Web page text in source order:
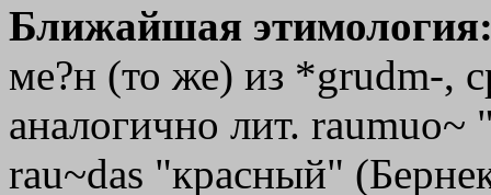
Ближайшая
ме?н (то же) из *grudm-,
аналогично лит.
rau~das "красный"